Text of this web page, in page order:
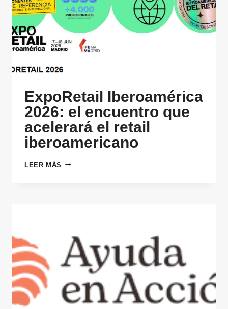
ExpoRetail Iberoamérica
2026: el encuentro que
acelerará el retail
iberoamericano
LEER MÁS EXPORETAIL
RETAIL
IBEROAMERICANO